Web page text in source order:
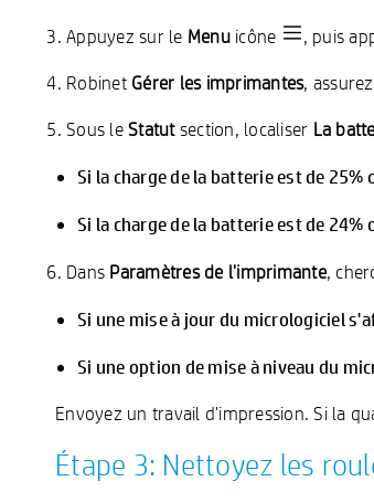
Appuyez sur le Menuicône , puis
Robinet Gérer les imprimantes,
Sous leStatutsection, localiser La
Si la charge de la batterie est de 25%
Si la charge de la batterie est de 24%
Dans Paramètres de l'imprimante,
Si une mise à jour du micrologiciel
Si une option de mise à niveau du
Envoyez un travail d'impression. Si la
Étape 3: Nettoyez les